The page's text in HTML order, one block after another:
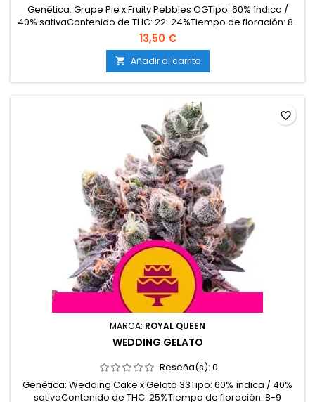
Genética: Grape Pie x Fruity Pebbles OGTipo: 60% índica /
40% sativaContenido de THC: 22-24%Tiempo de floración: 8-
9 semanasProducción en interior: 450-500 g/m²Producción
en exterior: hasta 600 g/plantaAltura: 80-120 cm en interior;
hasta 200 cm en exteriorAromas y sabores: Dulces y
afrutados (uva, frutos rojos, tropicales) con...
13,50 €
 Añadir al carrito
MARCA: ROYAL QUEEN
WEDDING GELATO
Reseña(s): 0
Genética: Wedding Cake x Gelato 33Tipo: 60% índica / 40%
sativaContenido de THC: 25%Tiempo de floración: 8-9
favorite_border